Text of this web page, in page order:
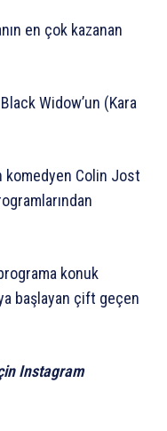
en çok kazanan
Widow’un (Kara
komedyen Colin Jost
konuk
başlayan çift geçen
Instagram